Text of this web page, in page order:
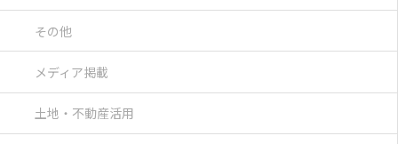
その他
メディア掲載
土地・不動産活用